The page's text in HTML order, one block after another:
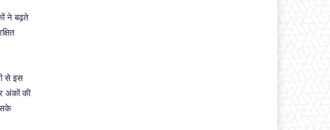
ने बढ़ते
से इस
अंकों की